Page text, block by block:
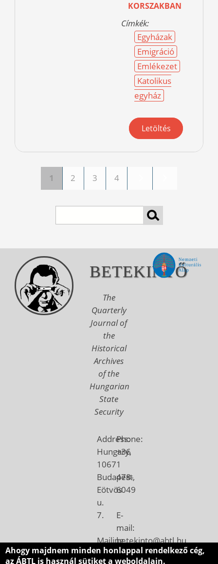
KORSZAKBAN
Címkék:
Egyházak
Emigráció
Emlékezet
Katolikus
egyház
Letöltés
Pages
1 2 3 4
BETEKINTŐ
The
Quarterly
Journal of
the
Historical
Archives
of the
Hungarian
State
Security
Address:
Hungary,
1067
Budapest,
Eötvös
u.
7.
Mailing
address:
Phone:
+36
1
478-
6049
E-
mail:
betekinto@abtl.hu
Ahogy majdnem minden honlappal rendelkező cég,
az ÁBTL is használ sütiket a weboldalain.